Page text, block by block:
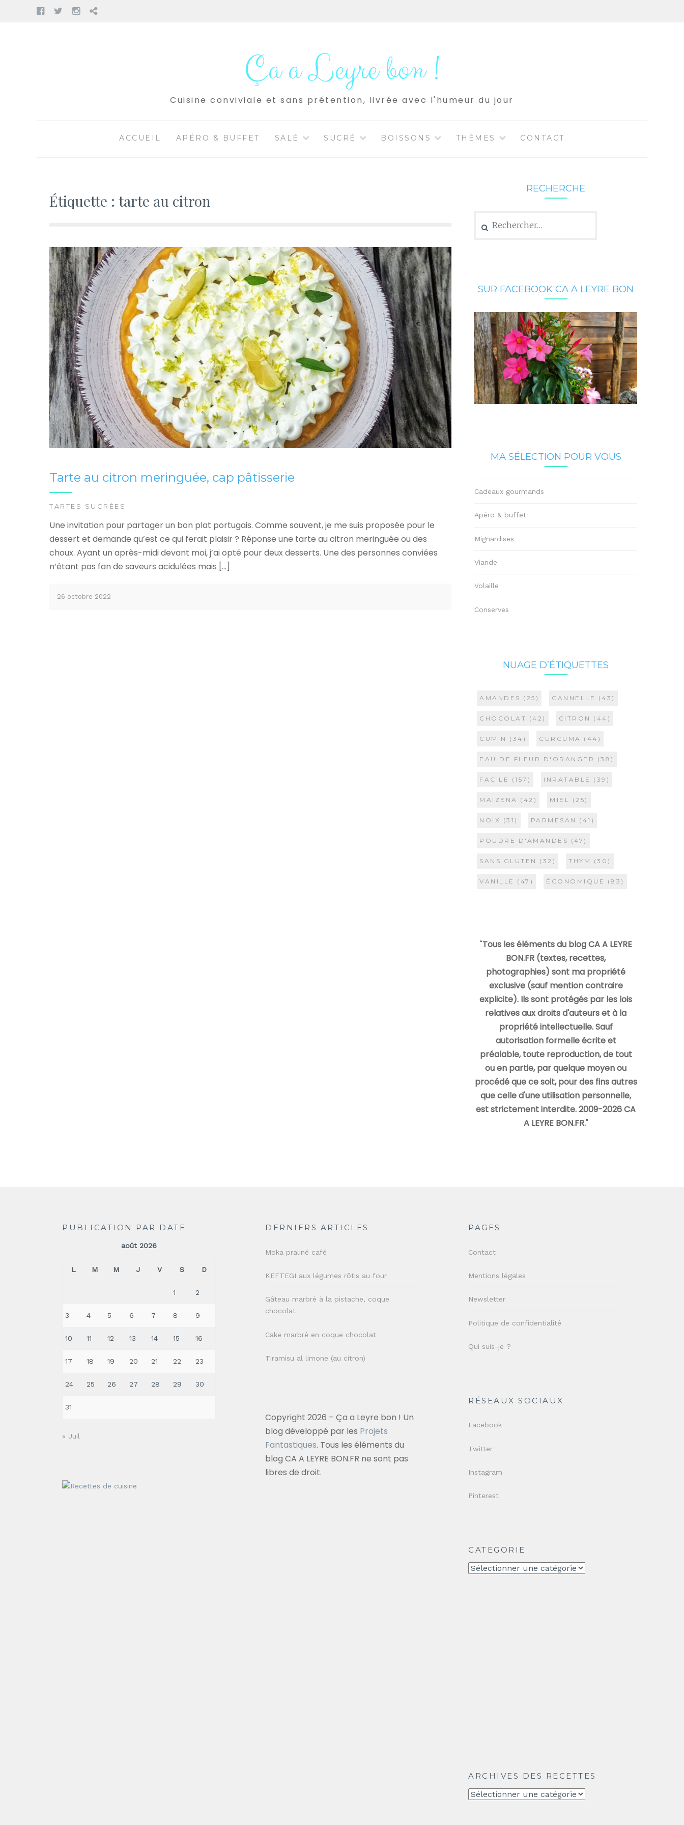
FacebookTwitter
Instagram
Pinterest
Ça a Leyre bon !
Cuisine conviviale et sans prétention, livrée avec l'humeur du jour
ACCUEIL APÉRO & BUFFET SALÉ SUCRÉ BOISSONS THÈMES CONTACT
Étiquette : tarte au citron
Tarte au citron meringuée, cap pâtisserie
TARTES SUCRÉES
Une invitation pour partager un bon plat portugais. Comme souvent, je me suis proposée pour le
dessert et demande qu’est ce qui ferait plaisir ? Réponse une tarte au citron meringuée ou des
choux. Ayant un après-midi devant moi, j’ai opté pour deux desserts. Une des personnes conviées
n’étant pas fan de saveurs acidulées mais […]
26 octobre 2022
RECHERCHE
SUR FACEBOOK CA A LEYRE BON
MA SÉLECTION POUR VOUS
Cadeaux gourmands
Apéro & buffet
Mignardises
Viande
Volaille
Conserves
NUAGE D’ÉTIQUETTES
AMANDES (25) CANNELLE (43)
CHOCOLAT (42) CITRON (44)
CUMIN (34) CURCUMA (44)
EAU DE FLEUR D'ORANGER (38)
FACILE (157) INRATABLE (39)
MAIZENA (42) MIEL (25)
NOIX (31) PARMESAN (41)
POUDRE D'AMANDES (47)
SANS GLUTEN (32) THYM (30)
VANILLE (47) ÉCONOMIQUE (83)
"Tous les éléments du blog CA A LEYRE
BON.FR (textes, recettes,
photographies) sont ma propriété
exclusive (sauf mention contraire
explicite). Ils sont protégés par les lois
relatives aux droits d'auteurs et à la
propriété intellectuelle. Sauf
autorisation formelle écrite et
préalable, toute reproduction, de tout
ou en partie, par quelque moyen ou
procédé que ce soit, pour des fins autres
que celle d'une utilisation personnelle,
est strictement interdite. 2009-2026 CA
A LEYRE BON.FR."
PUBLICATION PAR DATE
août 2026
L M M J V S D
1 2
3 4 5 6 7 8 9
10 11 12 13 14 15 16
17 18 19 20 21 22 23
24 25 26 27 28 29 30
31
« Juil
DERNIERS ARTICLES
Moka praliné café
KEFTEGI aux légumes rôtis au four
Gâteau marbré à la pistache, coque
chocolat
Cake marbré en coque chocolat
Tiramisu al limone (au citron)
Copyright 2026 – Ça a Leyre bon ! Un
blog développé par les Projets
Fantastiques. Tous les éléments du
blog CA A LEYRE BON.FR ne sont pas
libres de droit.
PAGES
Contact
Mentions légales
Newsletter
Politique de confidentialité
Qui suis-je ?
RÉSEAUX SOCIAUX
Facebook
Twitter
Instagram
Pinterest
CATEGORIE
CATEGORIE
ARCHIVES DES RECETTES
Archives